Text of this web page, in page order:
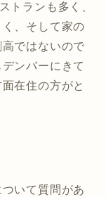
トランも多く、
、そして家の
ではないので
ンバーにきて
在住の方がと
いて質問があ